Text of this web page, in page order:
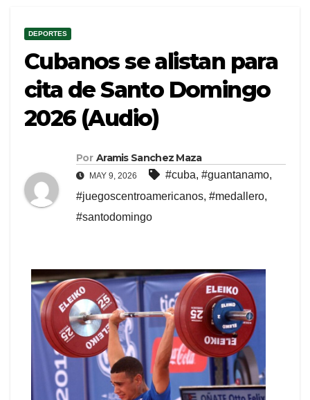
DEPORTES
Cubanos se alistan para
cita de Santo Domingo
2026 (Audio)
Por Aramis Sanchez Maza
MAY 9, 2026 #cuba, #guantanamo,
#juegoscentroamericanos, #medallero,
#santodomingo